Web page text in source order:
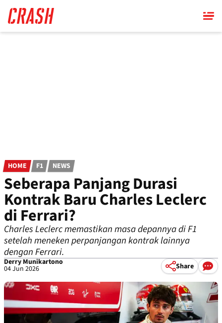
main
content
HOME F1 NEWS
Seberapa Panjang Durasi
Kontrak Baru Charles Leclerc
di Ferrari?
Charles Leclerc memastikan masa depannya di F1
setelah meneken perpanjangan kontrak lainnya
dengan Ferrari.
Derry Munikartono
04 Jun 2026 Share